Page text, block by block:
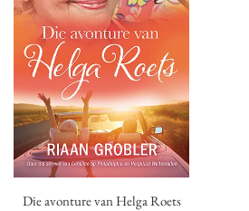
Die avonture van Helga Roets